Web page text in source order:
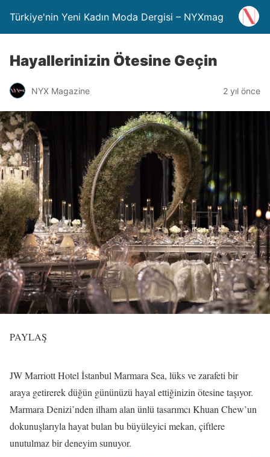
Türkiye'nin Yeni Kadın Moda Dergisi – NYXmag
Hayallerinizin Ötesine Geçin
NYX Magazine 2 yıl önce
PAYLAŞ
JW Marriott Hotel İstanbul Marmara Sea, lüks ve zarafeti bir
araya getirerek düğün gününüzü hayal ettiğinizin ötesine taşıyor.
Marmara Denizi’nden ilham alan ünlü tasarımcı Khuan Chew’un
dokunuşlarıyla hayat bulan bu büyüleyici mekan, çiftlere
unutulmaz bir deneyim sunuyor.